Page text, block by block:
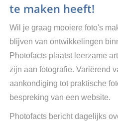
te maken heeft!
Wil je graag mooiere foto's
blijven van ontwikkelingen
Photofacts plaatst leerzame
zijn aan fotografie. Variërend
aankondiging tot praktische
bespreking van een website.
Photofacts bericht dagelijks